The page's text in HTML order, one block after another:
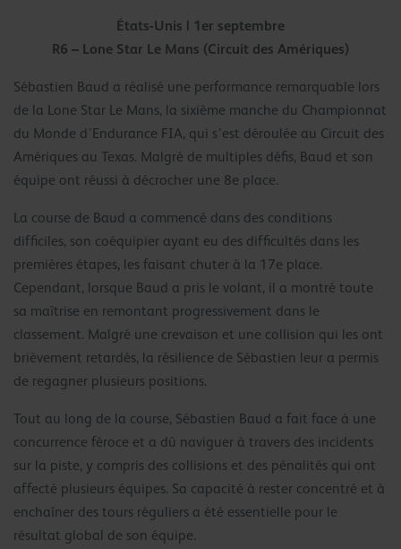
États-Unis | 1er septembre
R6 – Lone Star Le Mans (Circuit des Amériques)
Sébastien Baud a réalisé une performance remarquable lors
de la Lone Star Le Mans, la sixième manche du Championnat
du Monde d’Endurance FIA, qui s’est déroulée au Circuit des
Amériques au Texas. Malgré de multiples défis, Baud et son
équipe ont réussi à décrocher une 8e place.
La course de Baud a commencé dans des conditions
difficiles, son coéquipier ayant eu des difficultés dans les
premières étapes, les faisant chuter à la 17e place.
Cependant, lorsque Baud a pris le volant, il a montré toute
sa maîtrise en remontant progressivement dans le
classement. Malgré une crevaison et une collision qui les ont
brièvement retardés, la résilience de Sébastien leur a permis
de regagner plusieurs positions.
Tout au long de la course, Sébastien Baud a fait face à une
concurrence féroce et a dû naviguer à travers des incidents
sur la piste, y compris des collisions et des pénalités qui ont
affecté plusieurs équipes. Sa capacité à rester concentré et à
enchaîner des tours réguliers a été essentielle pour le
résultat global de son équipe.